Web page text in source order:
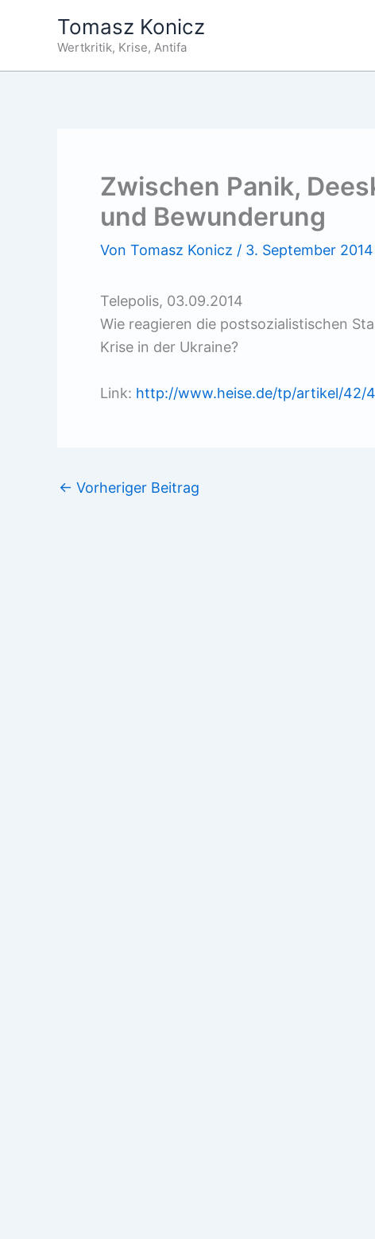
Tomasz Konicz
Wertkritik, Krise, Antifa
Zwischen Panik,
und Bewunderung
Von Tomasz Konicz / 3. September 2014
Telepolis, 03.09.2014
Wie reagieren die postsozialistischen
Krise in der Ukraine?
Link: http://www.heise.de/tp/artikel/42/
← Vorheriger Beitrag